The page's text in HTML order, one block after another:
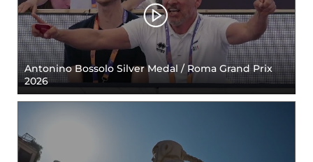
Cookie policy
Cerca
Feed
Dove siamo
Fita HUB
Antonino Bossolo Silver Medal / Roma Grand Prix
2026